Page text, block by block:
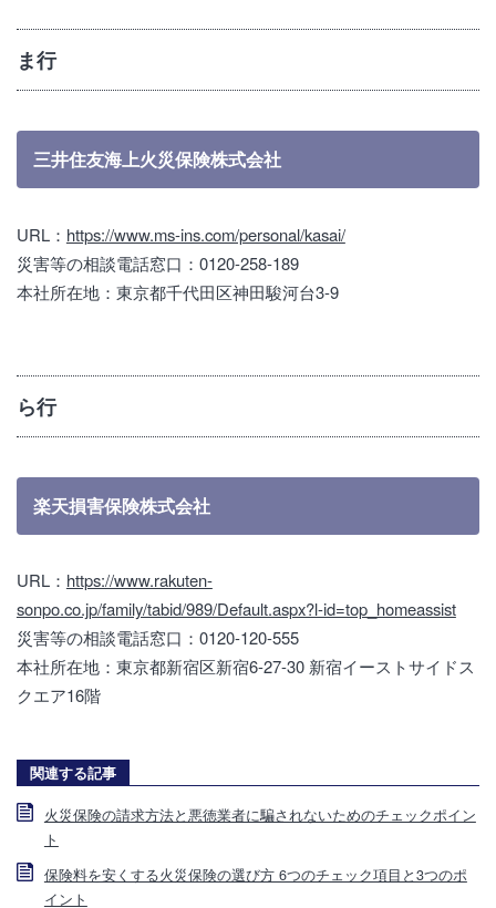
ま行
三井住友海上火災保険株式会社
URL： https://www.ms-ins.com/personal/kasai/
災害等の相談電話窓口：0120-258-189
本社所在地：東京都千代田区神田駿河台3-9
ら行
楽天損害保険株式会社
URL： https://www.rakuten-
sonpo.co.jp/family/tabid/989/Default.aspx?l-id=top_homeassist
災害等の相談電話窓口：0120-120-555
本社所在地：東京都新宿区新宿6-27-30 新宿イーストサイドス
クエア16階
関連する記事
火災保険の請求方法と悪徳業者に騙されないためのチェックポイン
ト
保険料を安くする火災保険の選び方 6つのチェック項目と3つのポ
イント